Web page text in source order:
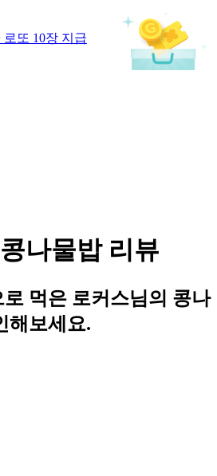
로또 10장 지급
나물밥 리뷰
먹은 로커스님의 콩나
해보세요.